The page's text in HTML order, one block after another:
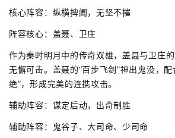
核心阵容：纵横捭阖，无坚不摧
阵容核心：盖聂、卫庄
作为秦时明月中的传奇双雄，盖聂与卫庄的
无懈可击。盖聂的“百步飞剑”神出鬼没，
绝”，形成完美的连携攻击。
辅助阵容：谋定后动，出奇制胜
辅助阵容：鬼谷子、大司命、少司命